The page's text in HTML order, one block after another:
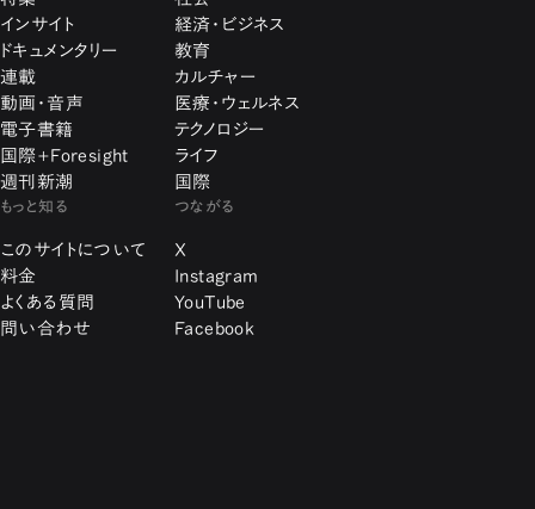
インサイト
ドキュメンタリー
連載
動画・音声
電子書籍
国際+Foresight
週刊新潮
経済・ビジネス
教育
カルチャー
医療・ウェルネス
テクノロジー
ライフ
国際
もっと知る
このサイトについて
料金
よくある質問
問い合わせ
つながる
X
Instagram
YouTube
Facebook